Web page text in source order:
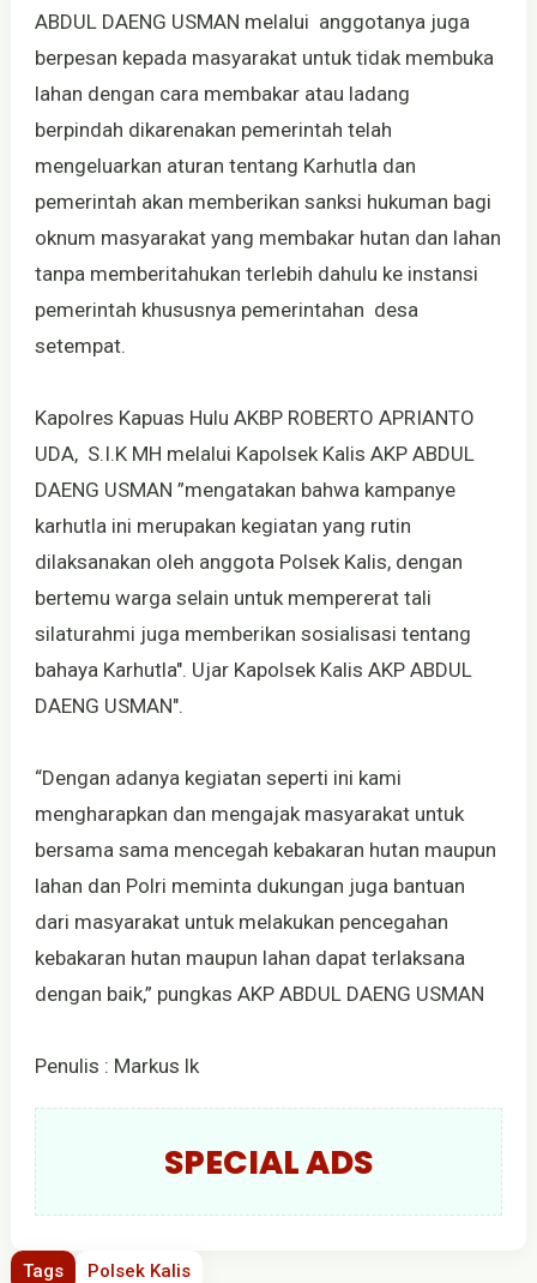
ABDUL DAENG USMAN melalui anggotanya juga
berpesan kepada masyarakat untuk tidak membuka
lahan dengan cara membakar atau ladang
berpindah dikarenakan pemerintah telah
mengeluarkan aturan tentang Karhutla dan
pemerintah akan memberikan sanksi hukuman bagi
oknum masyarakat yang membakar hutan dan lahan
tanpa memberitahukan terlebih dahulu ke instansi
pemerintah khususnya pemerintahan desa
setempat.
Kapolres Kapuas Hulu AKBP ROBERTO APRIANTO
UDA, S.I.K MH melalui Kapolsek Kalis AKP ABDUL
DAENG USMAN ”mengatakan bahwa kampanye
karhutla ini merupakan kegiatan yang rutin
dilaksanakan oleh anggota Polsek Kalis, dengan
bertemu warga selain untuk mempererat tali
silaturahmi juga memberikan sosialisasi tentang
bahaya Karhutla". Ujar Kapolsek Kalis AKP ABDUL
DAENG USMAN".
“Dengan adanya kegiatan seperti ini kami
mengharapkan dan mengajak masyarakat untuk
bersama sama mencegah kebakaran hutan maupun
lahan dan Polri meminta dukungan juga bantuan
dari masyarakat untuk melakukan pencegahan
kebakaran hutan maupun lahan dapat terlaksana
dengan baik,” pungkas AKP ABDUL DAENG USMAN
Penulis : Markus lk
SPECIAL ADS
Tags Polsek Kalis